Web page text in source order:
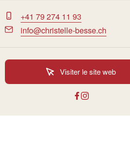
+41 79 274 11 93
info@christelle-besse.ch
Visiter le site web